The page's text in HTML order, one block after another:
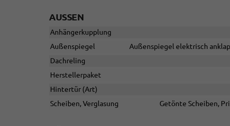
AUSSEN
Anhängerkupplung
Außenspiegel
Außenspiegel elektrisch
Dachreling
Herstellerpaket
Hintertür (Art)
Scheiben, Verglasung
Getönte Scheiben,